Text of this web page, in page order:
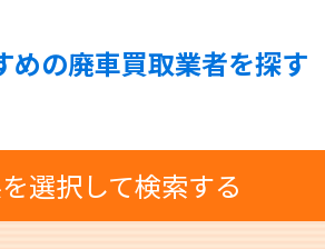
めの廃車買取業者を探す
選択して検索する